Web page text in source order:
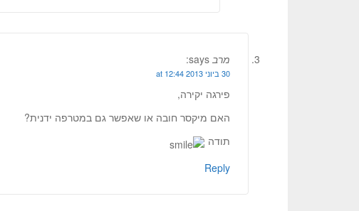
מרב says:
30 ביוני 2013 at 12:44
פירגה יקירה,
האם מיקסר חובה או שאפשר גם במטרפה ידנית?
תודה
Reply